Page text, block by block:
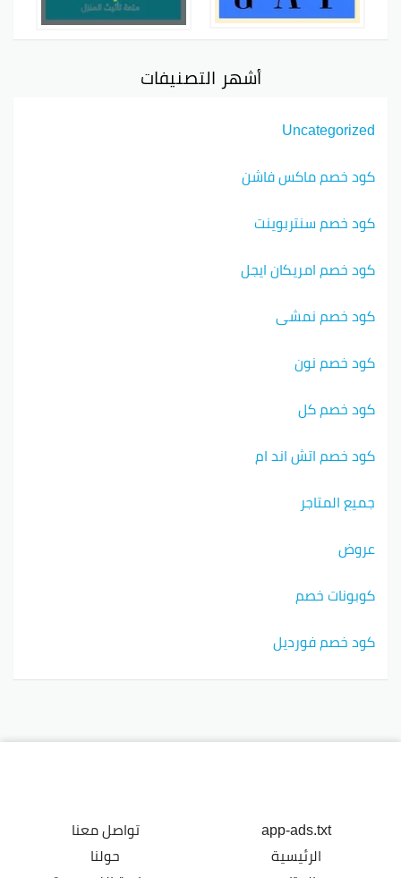
أشهر التصنيفات
Uncategorized
كود خصم ماكس فاشن
كود خصم سنتربوينت
كود خصم امريكان ايجل
كود خصم نمشي
كود خصم نون
كود خصم كل
كود خصم اتش اند ام
جميع المتاجر
عروض
كوبونات خصم
كود خصم فورديل
app-ads.txt
الرئيسية
تواصل معنا
حولنا